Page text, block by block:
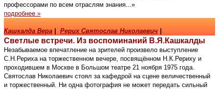
профессорами по всем отраслям знания...»
подробнее »
Кашкалда Вера | Рерих Святослав Николаевич |
Светлые встречи. Из воспоминаний В.Я.Кашкалды
Незабываемое впечатление на зрителей произвело выступление
С.Н.Рериха на торжественном вечере, посвящённом Н.К.Рериху и
проходившем в Москве в Большом театре 21 ноября 1975 года.
Святослав Николаевич стоял за кафедрой на сцене величественный
и торжественный. Ни одна фотография не может передать сильный